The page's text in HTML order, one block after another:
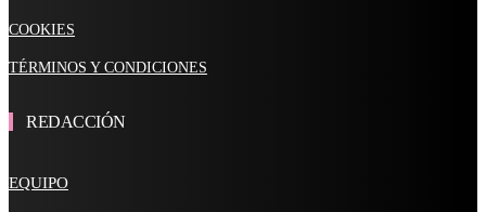
COOKIES
TÉRMINOS Y CONDICIONES
REDACCIÓN
EQUIPO